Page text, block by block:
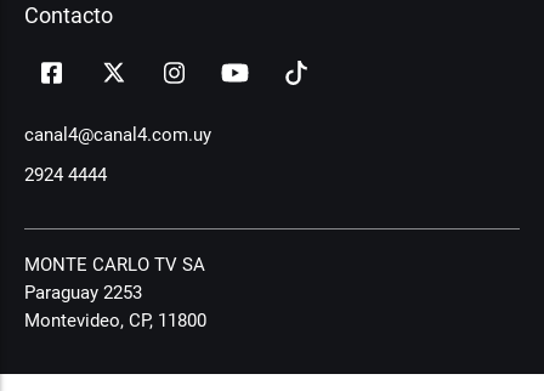
Contacto
canal4@canal4.com.uy
2924 4444
MONTE CARLO TV SA
Paraguay 2253
Montevideo, CP, 11800